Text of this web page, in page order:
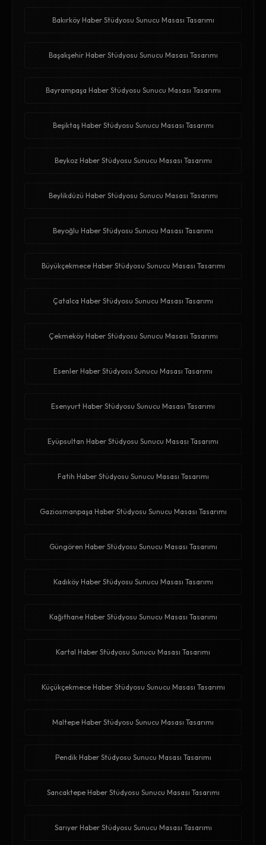
Bakırköy Haber Stüdyosu Sunucu Masası Tasarımı
Başakşehir Haber Stüdyosu Sunucu Masası Tasarımı
Bayrampaşa Haber Stüdyosu Sunucu Masası Tasarımı
Beşiktaş Haber Stüdyosu Sunucu Masası Tasarımı
Beykoz Haber Stüdyosu Sunucu Masası Tasarımı
Beylikdüzü Haber Stüdyosu Sunucu Masası Tasarımı
Beyoğlu Haber Stüdyosu Sunucu Masası Tasarımı
Büyükçekmece Haber Stüdyosu Sunucu Masası Tasarımı
Çatalca Haber Stüdyosu Sunucu Masası Tasarımı
Çekmeköy Haber Stüdyosu Sunucu Masası Tasarımı
Esenler Haber Stüdyosu Sunucu Masası Tasarımı
Esenyurt Haber Stüdyosu Sunucu Masası Tasarımı
Eyüpsultan Haber Stüdyosu Sunucu Masası Tasarımı
Fatih Haber Stüdyosu Sunucu Masası Tasarımı
Gaziosmanpaşa Haber Stüdyosu Sunucu Masası Tasarımı
Güngören Haber Stüdyosu Sunucu Masası Tasarımı
Kadıköy Haber Stüdyosu Sunucu Masası Tasarımı
Kağıthane Haber Stüdyosu Sunucu Masası Tasarımı
Kartal Haber Stüdyosu Sunucu Masası Tasarımı
Küçükçekmece Haber Stüdyosu Sunucu Masası Tasarımı
Maltepe Haber Stüdyosu Sunucu Masası Tasarımı
Pendik Haber Stüdyosu Sunucu Masası Tasarımı
Sancaktepe Haber Stüdyosu Sunucu Masası Tasarımı
Sarıyer Haber Stüdyosu Sunucu Masası Tasarımı